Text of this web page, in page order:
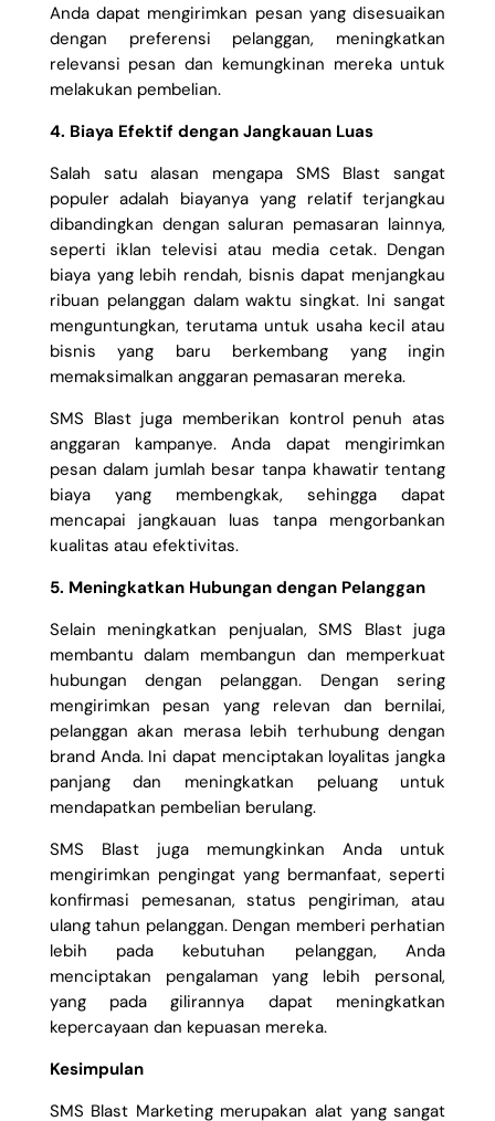
Anda dapat mengirimkan pesan yang disesuaikan
dengan preferensi pelanggan, meningkatkan
relevansi pesan dan kemungkinan mereka untuk
melakukan pembelian.
4. Biaya Efektif dengan Jangkauan Luas
Salah satu alasan mengapa SMS Blast sangat
populer adalah biayanya yang relatif terjangkau
dibandingkan dengan saluran pemasaran lainnya,
seperti iklan televisi atau media cetak. Dengan
biaya yang lebih rendah, bisnis dapat menjangkau
ribuan pelanggan dalam waktu singkat. Ini sangat
menguntungkan, terutama untuk usaha kecil atau
bisnis yang baru berkembang yang ingin
memaksimalkan anggaran pemasaran mereka.
SMS Blast juga memberikan kontrol penuh atas
anggaran kampanye. Anda dapat mengirimkan
pesan dalam jumlah besar tanpa khawatir tentang
biaya yang membengkak, sehingga dapat
mencapai jangkauan luas tanpa mengorbankan
kualitas atau efektivitas.
5. Meningkatkan Hubungan dengan Pelanggan
Selain meningkatkan penjualan, SMS Blast juga
membantu dalam membangun dan memperkuat
hubungan dengan pelanggan. Dengan sering
mengirimkan pesan yang relevan dan bernilai,
pelanggan akan merasa lebih terhubung dengan
brand Anda. Ini dapat menciptakan loyalitas jangka
panjang dan meningkatkan peluang untuk
mendapatkan pembelian berulang.
SMS Blast juga memungkinkan Anda untuk
mengirimkan pengingat yang bermanfaat, seperti
konfirmasi pemesanan, status pengiriman, atau
ulang tahun pelanggan. Dengan memberi perhatian
lebih pada kebutuhan pelanggan, Anda
menciptakan pengalaman yang lebih personal,
yang pada gilirannya dapat meningkatkan
kepercayaan dan kepuasan mereka.
Kesimpulan
SMS Blast Marketing merupakan alat yang sangat